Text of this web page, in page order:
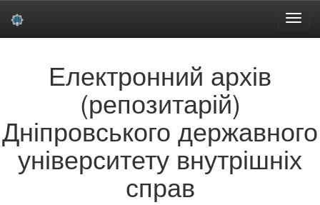
Електронний архів
(репозитарій)
Дніпровського державного
університету внутрішніх
справ